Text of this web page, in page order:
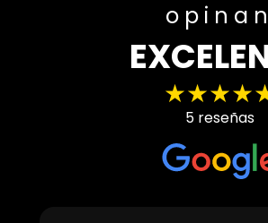
opinan
5 reseñas